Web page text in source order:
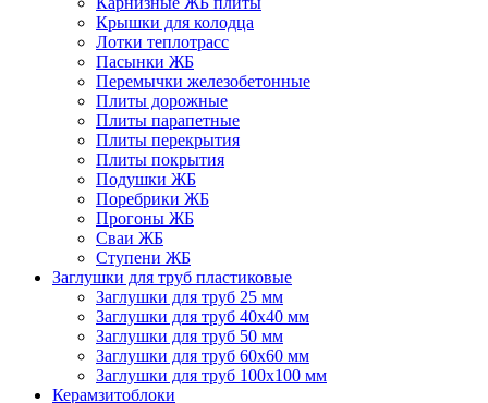
Крышки для колодца
Лотки теплотрасс
Пасынки ЖБ
Перемычки железобетонные
Плиты дорожные
Плиты парапетные
Плиты перекрытия
Плиты покрытия
Подушки ЖБ
Поребрики ЖБ
Прогоны ЖБ
Сваи ЖБ
Ступени ЖБ
Заглушки для труб пластиковые
Заглушки для труб 25 мм
Заглушки для труб 40х40 мм
Заглушки для труб 50 мм
Заглушки для труб 60х60 мм
Заглушки для труб 100х100 мм
Керамзитоблоки